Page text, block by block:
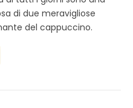
di due meravigliose
del cappuccino.